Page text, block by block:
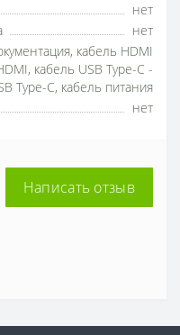
нет
нет
кабель HDMI
кабель USB Type-C -
Type-C, кабель питания
нет
Написать отзыв